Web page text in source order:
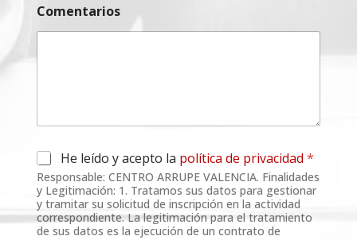
Comentarios
A
c
u
e
r
d
He leído y acepto la política de privacidad *
Responsable: CENTRO ARRUPE VALENCIA. Finalidades
y Legitimación: 1. Tratamos sus datos para gestionar
y tramitar su solicitud de inscripción en la actividad
correspondiente. La legitimación para el tratamiento
de sus datos es la ejecución de un contrato de